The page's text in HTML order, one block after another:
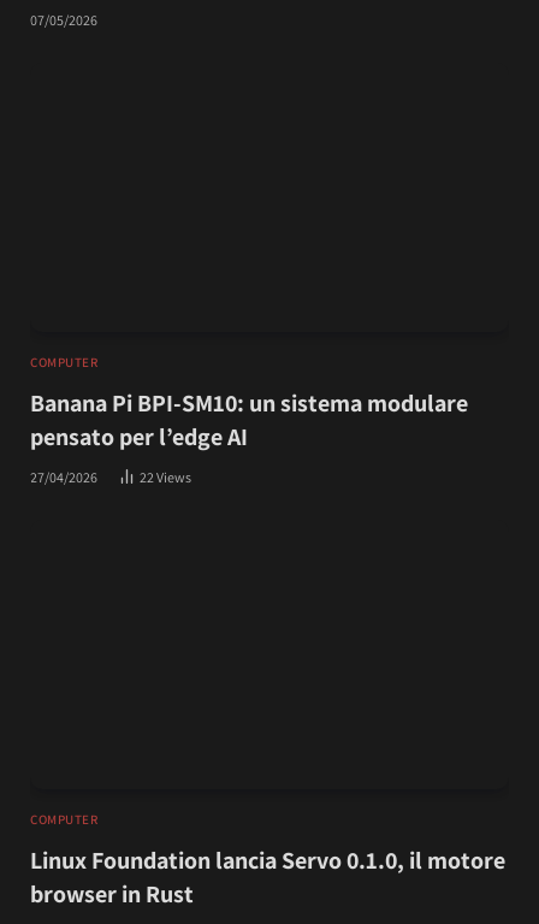
07/05/2026
COMPUTER
Banana Pi BPI-SM10: un sistema modulare
pensato per l’edge AI
27/04/2026 22Views
COMPUTER
Linux Foundation lancia Servo 0.1.0, il motore
browser in Rust